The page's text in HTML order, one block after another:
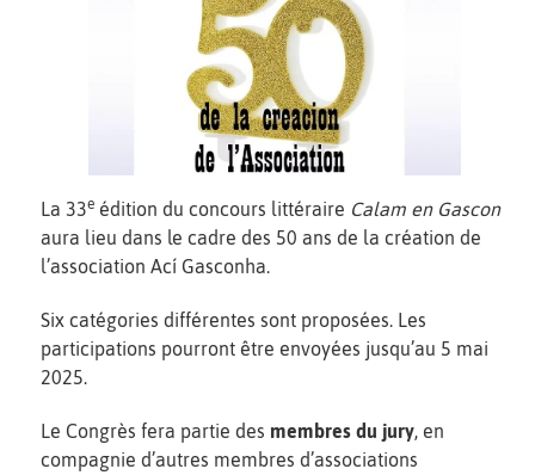
La 33e édition du concours littéraire Calam en Gascon
aura lieu dans le cadre des 50 ans de la création de
l’association Ací Gasconha.
Six catégories différentes sont proposées. Les
participations pourront être envoyées jusqu’au 5 mai
2025.
Le Congrès fera partie des membres du jury, en
compagnie d’autres membres d’associations